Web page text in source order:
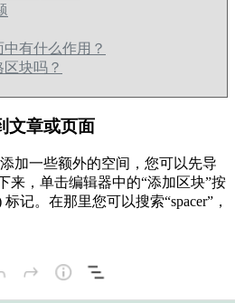
有什么作用？
块吗？
文章或页面
加一些额外的空间，您可以先导
来，单击编辑器中的“添加区块”按
记。在那里您可以搜索“spacer”，